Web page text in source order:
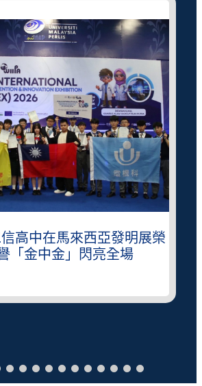
高中在馬來西亞發明展榮
「金中金」閃亮全場